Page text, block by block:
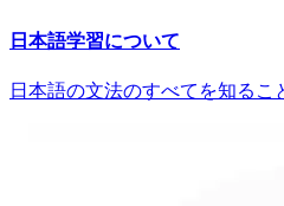
日本語学習について
日本語の文法のすべてを知るこ